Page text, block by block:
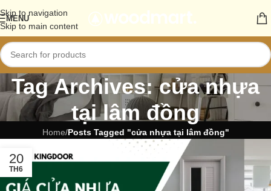
Skip to navigation
Skip to main content
MENU
Tag Archives: cửa nhựa
tại lâm đồng
Home/Posts Tagged "cửa nhựa tại lâm đồng"
20
TH6